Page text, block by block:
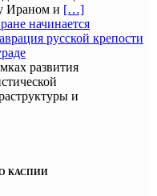
Ираном и […]
начинается
русской крепости
развития
и
КАСПИИ